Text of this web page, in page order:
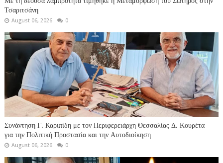
Τσαριτσάνη
August 06, 2026 0
Συνάντηση Γ. Καριπίδη με τον Περιφερειάρχη Θεσσαλίας Δ. Κουρέτα
για την Πολιτική Προστασία και την Αυτοδιοίκηση
August 06, 2026 0